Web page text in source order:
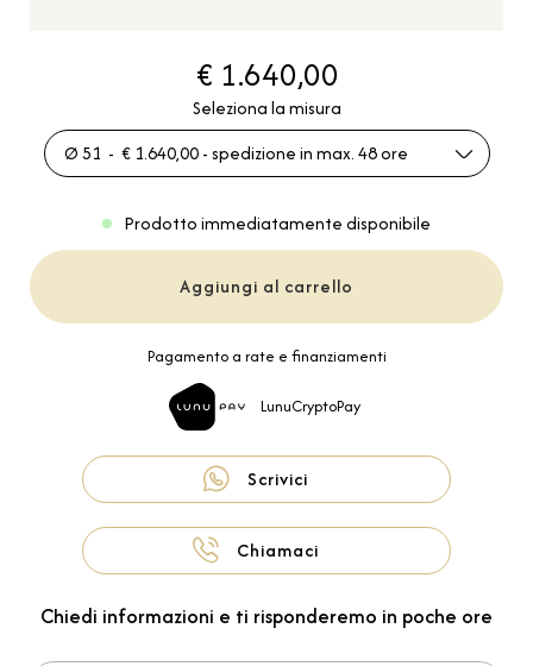
€ 1.640,00
Seleziona la misura
Ø 51 - € 1.640,00 - spedizione in max. 48 ore
Prodotto immediatamente disponibile
Aggiungi al carrello
Pagamento a rate e finanziamenti
LunuCryptoPay
Scrivici
Chiamaci
Chiedi informazioni e ti risponderemo in poche ore